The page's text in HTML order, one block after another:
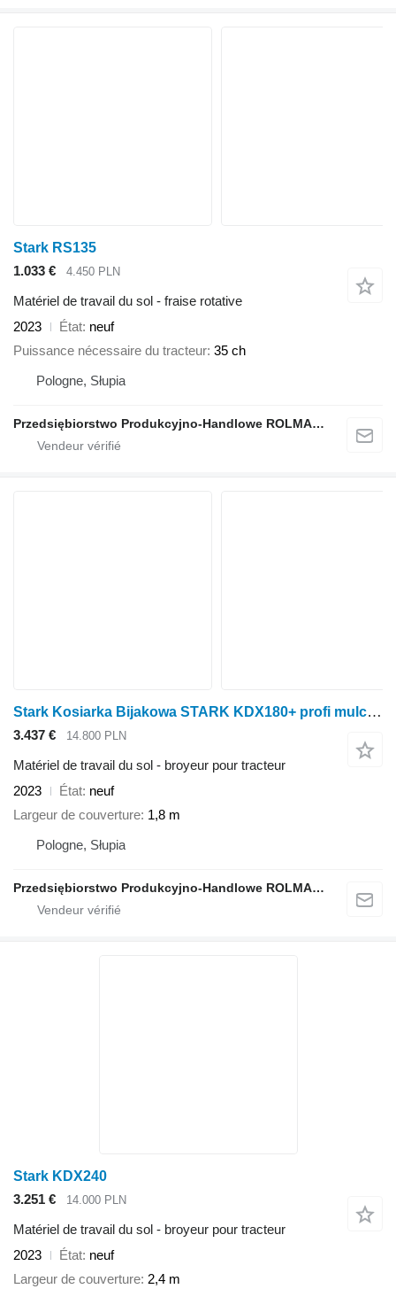
Stark RS135
1.033 €
4.450 PLN
Matériel de travail du sol - fraise rotative
2023
État neuf
Puissance nécessaire du tracteur 35 ch
Pologne, Słupia
Przedsiębiorstwo Produkcyjno-Handlowe ROLMAPOL Marcin Dziekan
Stark Kosiarka Bijakowa STARK KDX180+ profi mulczer bijakówka 180
3.437 € 14.800 PLN
Matériel de travail du sol - broyeur pour tracteur
2023
État neuf
Largeur de couverture 1,8 m
Pologne, Słupia
Przedsiębiorstwo Produkcyjno-Handlowe ROLMAPOL Marcin Dziekan
Stark KDX240
3.251 €
14.000 PLN
Matériel de travail du sol - broyeur pour tracteur
2023
État neuf
Largeur de couverture 2,4 m